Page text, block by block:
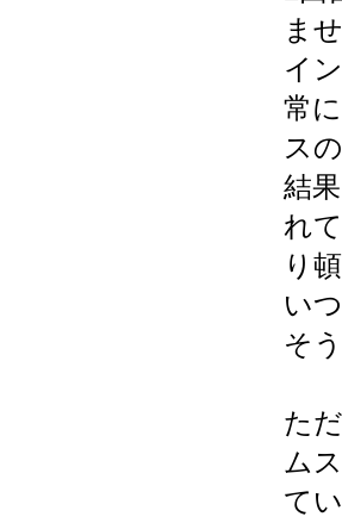
ま
イ
常
ス
結
れ
り
い
そ
た
ム
て